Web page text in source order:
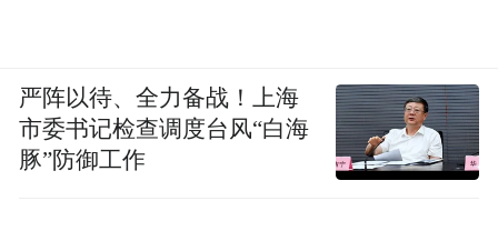
严阵以待、全力备战！上海
市委书记检查调度台风“白海
豚”防御工作